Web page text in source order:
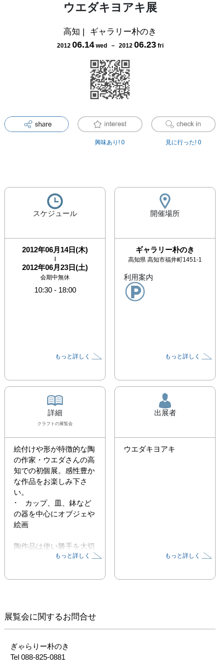
ウエダキヨアキ展
高知 | ギャラリー朴のき
2012 06.14 wed－ 2012 06.23 fri
興味あり! 0 見に行った! 0
スケジュール
2012年06月14日(木)
|
2012年06月23日(土)
会期中無休
10:30- 18:00
もっと詳しく
開催場所
ギャラリー朴のき
高知県 高知市福井町1451-1
利用案内
もっと詳しく
詳細
クラフト の展覧会
絵付けや形が特徴的な陶
の作家・ウエダさんの高
知での初個展。感性豊か
な作品をお楽しみ下さ
い。
･　カップ、皿、鉢など
の器を中心にオブジェや
絵画
陶作品は使い勝手を大切
にしていますが、もとも
いつい形や絵付けの手業
感じて頂けたら幸いで
す。
もっと詳しく
出展者
ウエダキヨアキ
もっと詳しく
展覧会に関するお問合せ
ぎゃらりー朴のき
Tel 088-825-0881